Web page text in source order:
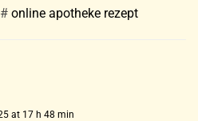
online apotheke rezept
at 17 h 48 min